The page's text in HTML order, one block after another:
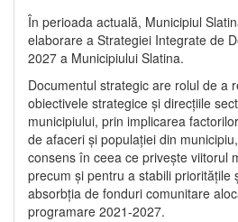
În perioada actuală, Municipiul
elaborare a Strategiei Integrate de
2027 a Municipiului Slatina.
Documentul strategic are rolul de a
obiectivele strategice și direcțiile
municipiului, prin implicarea
de afaceri și populației din
consens în ceea ce privește viitorul
precum și pentru a stabili prioritățile
absorbția de fonduri comunitare
programare 2021-2027.